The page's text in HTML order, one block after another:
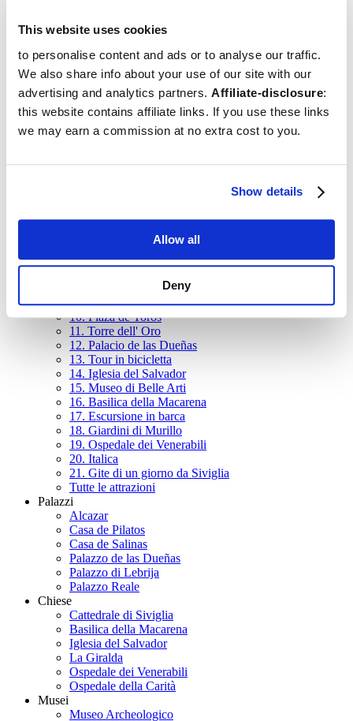
This website uses cookies
to personalise content and ads or to analyse our traffic.
We also share info about your use of our site with our
advertising and analytics partners. Affiliate-disclosure:
this website contains affiliate links. If you use these links
we may earn a commission at no extra cost to you.
Show details
Allow all
Deny
4.8(95.86%)16recensioni
in Spagna grazie agli interessanti consigli per le visite turistiche, le attività e le
migliori attrazioni della città di Sevilla."
Visitare Siviglia (Spagna)
3. Plaza de España
5. Parco Maria Luisa
6. Metropol Parasol
9. Spettacolo di Flamenco
10. Plaza de Toros
11. Torre dell' Oro
12. Palacio de las Dueñas
13. Tour in bicicletta
14. Iglesia del Salvador
15. Museo di Belle Arti
16. Basilica della Macarena
17. Escursione in barca
18. Giardini di Murillo
19. Ospedale dei Venerabili
20. Italica
21. Gite di un giorno da Siviglia
Tutte le attrazioni
Palazzi
Alcazar
Casa de Pilatos
Casa de Salinas
Palazzo de las Dueñas
Palazzo di Lebrija
Palazzo Reale
Chiese
Cattedrale di Siviglia
Basilica della Macarena
Iglesia del Salvador
La Giralda
Ospedale dei Venerabili
Ospedale della Carità
Musei
Museo Archeologico